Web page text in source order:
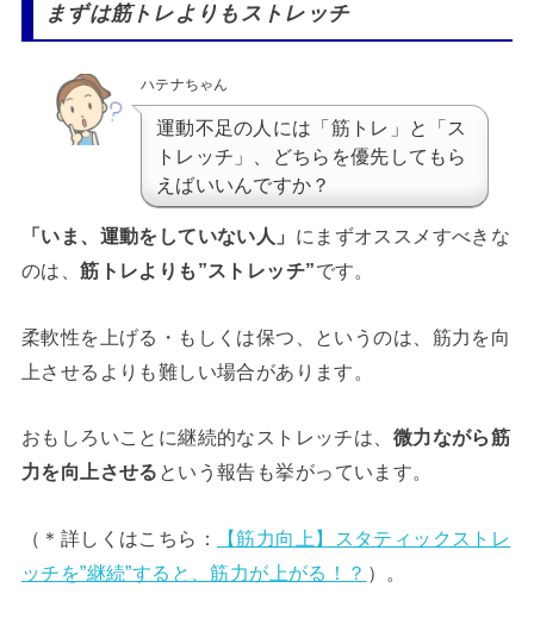
まずは筋トレよりもストレッチ
ハテナちゃん
運動不足の人には「筋トレ」と「ス
トレッチ」、どちらを優先してもら
えばいいんですか？
「いま、運動をしていない人」 にまずオススメすべきな
のは、筋トレよりも”ストレッチ”です。
柔軟性を上げる・もしくは保つ、というのは、筋力を向
上させるよりも難しい場合があります。
おもしろいことに継続的なストレッチは、 微力ながら筋
力を向上させる という報告も挙がっています。
（＊詳しくはこちら：
【筋力向上】スタティックストレ
ッチを”継続”すると、筋力が上がる！？ ）。